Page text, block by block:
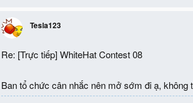
Tesla123
Re: [Trực tiếp] WhiteHat Contest 08
Ban tổ chức cân nhắc nên mở sớm đi ạ, không